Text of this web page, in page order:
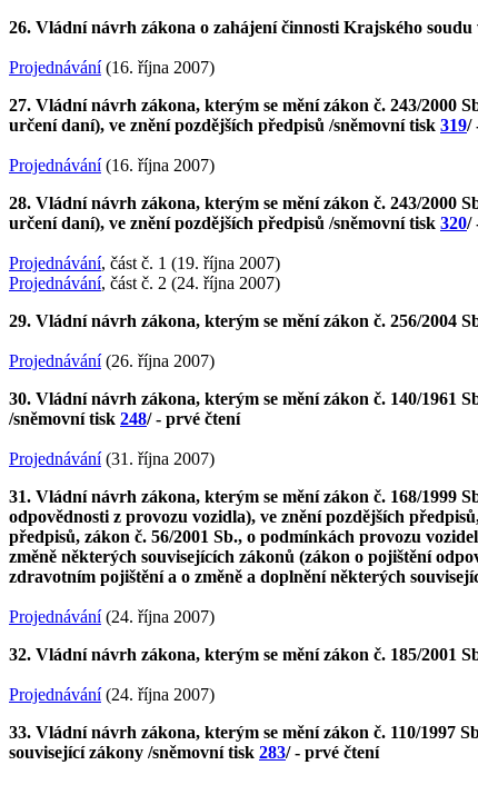
26. Vládní návrh zákona o zahájení činnosti Krajského
Projednávání(16. října 2007)
27. Vládní návrh zákona, kterým se mění zákon č. 243/2000
určení daní), ve znění pozdějších předpisů /sněmovní tisk 319/
Projednávání(16. října 2007)
28. Vládní návrh zákona, kterým se mění zákon č. 243/2000
určení daní), ve znění pozdějších předpisů /sněmovní tisk 320/
Projednávání, část č. 1 (19. října 2007)
Projednávání, část č. 2 (24. října 2007)
29. Vládní návrh zákona, kterým se mění zákon č. 256/2004
Projednávání(26. října 2007)
30. Vládní návrh zákona, kterým se mění zákon č. 140/1961
/sněmovní tisk 248/ - prvé čtení
Projednávání(31. října 2007)
31. Vládní návrh zákona, kterým se mění zákon č. 168/1999
odpovědnosti z provozu vozidla), ve znění pozdějších
předpisů, zákon č. 56/2001 Sb., o podmínkách provozu
změně některých souvisejících zákonů (zákon o pojištění
zdravotním pojištění a o změně a doplnění některých
Projednávání(24. října 2007)
32. Vládní návrh zákona, kterým se mění zákon č. 185/2001
Projednávání(24. října 2007)
33. Vládní návrh zákona, kterým se mění zákon č. 110/1997
související zákony /sněmovní tisk 283/ - prvé čtení